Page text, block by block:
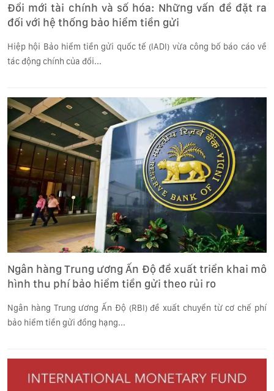
Đổi mới tài chính và số hóa: Những vấn đề đặt ra
đối với hệ thống bảo hiểm tiền gửi
Hiệp hội Bảo hiểm tiền gửi quốc tế (IADI) vừa công bố báo cáo về
tác động chính của đổi...
Ngân hàng Trung ương Ấn Độ đề xuất triển khai mô
hình thu phí bảo hiểm tiền gửi theo rủi ro
Ngân hàng Trung ương Ấn Độ (RBI) đề xuất chuyển từ cơ chế phí
bảo hiểm tiền gửi đồng hạng...